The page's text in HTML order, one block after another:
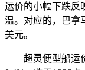
运价的小幅下跌反
温。对应的，巴拿
美元。
超灵便型船运